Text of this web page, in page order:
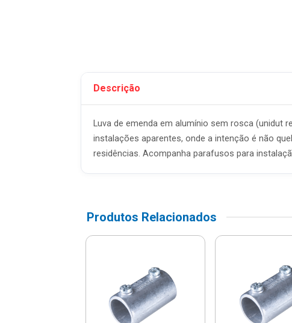
Descrição
Luva de emenda em alumínio sem rosca (unidut
instalações aparentes, onde a intenção é não
residências. Acompanha parafusos para
Produtos Relacionados